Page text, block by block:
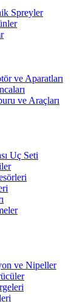
Spreyler
ve Aparatları
ve Araçları
Uç Seti
ve Nipeller